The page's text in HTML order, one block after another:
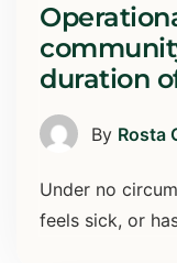
duration
By Rosta
Under no
feels sick, or